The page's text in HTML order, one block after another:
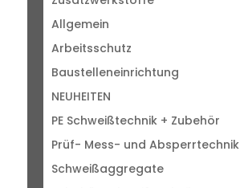
Allgemein
Arbeitsschutz
Baustelleneinrichtung
NEUHEITEN
PE Schweißtechnik + Zubehör
Prüf- Mess- und Absperrtechnik
Schweißaggregate